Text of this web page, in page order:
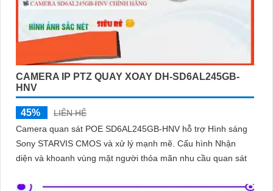
CAMERA IP PTZ QUAY XOAY DH-SD6AL245GB-
HNV
45%
LIÊN HỆ
Camera quan sát POE SD6AL245GB-HNV hỗ trợ Hình sáng
Sony STARVIS CMOS và xử lý mạnh mẽ. Cấu hình Nhận
diện và khoanh vùng mặt người thỏa mãn nhu cầu quan sát